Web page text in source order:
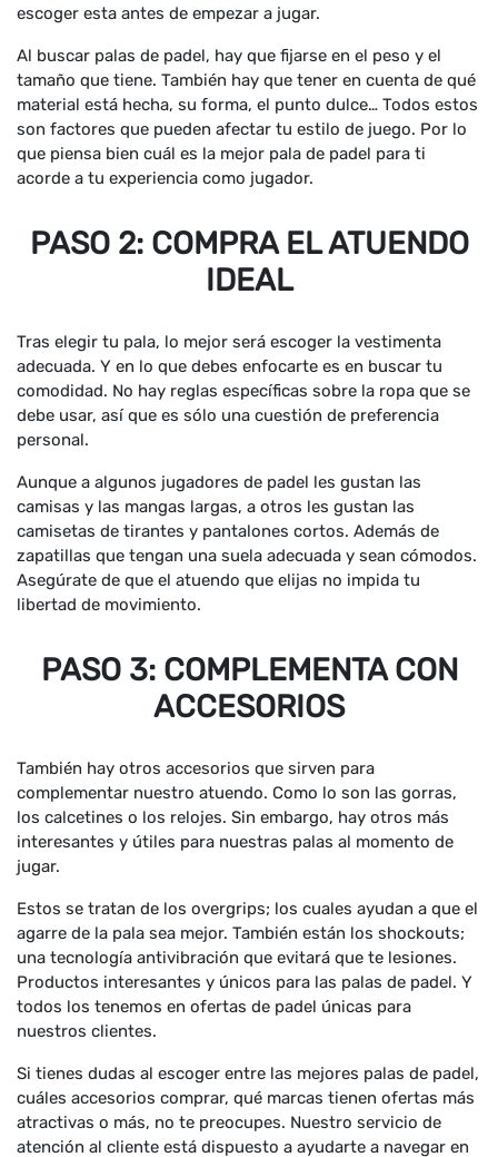
escoger esta antes de empezar a jugar.
Al buscar palas de padel, hay que fijarse en el peso y el
tamaño que tiene. También hay que tener en cuenta de qué
material está hecha, su forma, el punto dulce… Todos estos
son factores que pueden afectar tu estilo de juego. Por lo
que piensa bien cuál es la mejor pala de padel para ti
acorde a tu experiencia como jugador.
PASO 2: COMPRA EL ATUENDO
IDEAL
Tras elegir tu pala, lo mejor será escoger la vestimenta
adecuada. Y en lo que debes enfocarte es en buscar tu
comodidad. No hay reglas específicas sobre la ropa que se
debe usar, así que es sólo una cuestión de preferencia
personal.
Aunque a algunos jugadores de padel les gustan las
camisas y las mangas largas, a otros les gustan las
camisetas de tirantes y pantalones cortos. Además de
zapatillas que tengan una suela adecuada y sean cómodos.
Asegúrate de que el atuendo que elijas no impida tu
libertad de movimiento.
PASO 3: COMPLEMENTA CON
ACCESORIOS
También hay otros accesorios que sirven para
complementar nuestro atuendo. Como lo son las gorras,
los calcetines o los relojes. Sin embargo, hay otros más
interesantes y útiles para nuestras palas al momento de
jugar.
Estos se tratan de los overgrips; los cuales ayudan a que el
agarre de la pala sea mejor. También están los shockouts;
una tecnología antivibración que evitará que te lesiones.
Productos interesantes y únicos para las palas de padel. Y
todos los tenemos en ofertas de padel únicas para
nuestros clientes.
Si tienes dudas al escoger entre las mejores palas de padel,
cuáles accesorios comprar, qué marcas tienen ofertas más
atractivas o más, no te preocupes. Nuestro servicio de
atención al cliente está dispuesto a ayudarte a navegar en